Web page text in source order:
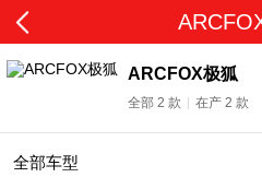
ARCFOX极狐
全部 2 款 在产 2 款
全部车型